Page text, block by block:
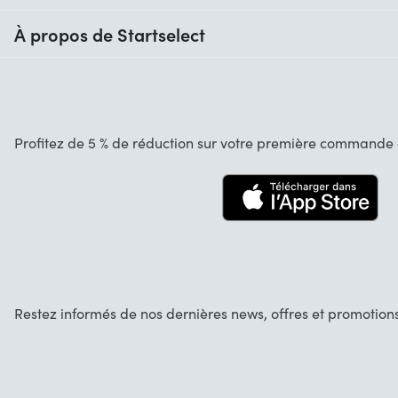
Aide avec les codes
À propos de Startselect
Startselect App
Profitez de 5 % de réduction sur votre première
Restez informés de nos dernières news, offres et